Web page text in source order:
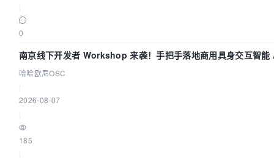
0
南京线下开发者 Workshop 来袭！手把手落地商用具身交互智
哈哈欧尼OSC
2026-08-07
185